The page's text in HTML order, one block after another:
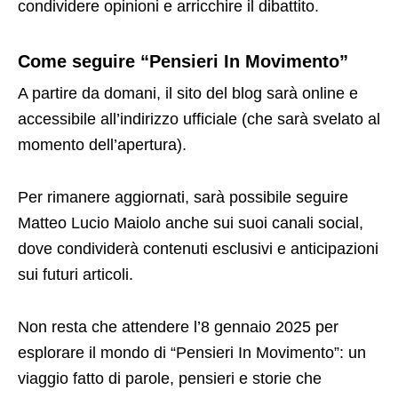
condividere opinioni e arricchire il dibattito.
Come seguire “Pensieri In Movimento”
A partire da domani, il sito del blog sarà online e
accessibile all’indirizzo ufficiale (che sarà svelato al
momento dell’apertura).
Per rimanere aggiornati, sarà possibile seguire
Matteo Lucio Maiolo anche sui suoi canali social,
dove condividerà contenuti esclusivi e anticipazioni
sui futuri articoli.
Non resta che attendere l’8 gennaio 2025 per
esplorare il mondo di “Pensieri In Movimento”: un
viaggio fatto di parole, pensieri e storie che